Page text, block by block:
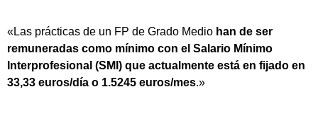
«Las prácticas de un FP de Grado Medio han de ser
remuneradas como mínimo con el Salario Mínimo
Interprofesional (SMI) que actualmente está en fijado en
33,33 euros/día o 1.5245 euros/mes.»